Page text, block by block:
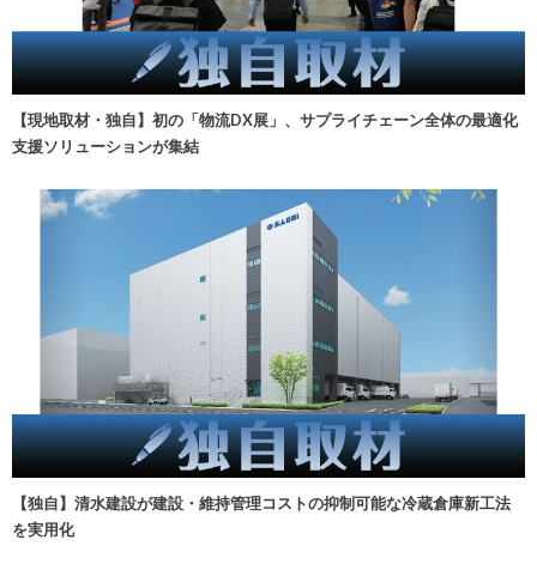
【現地取材・独自】初の「物流DX展」、サプライチェーン全体の最適化
支援ソリューションが集結
【独自】清水建設が建設・維持管理コストの抑制可能な冷蔵倉庫新工法
を実用化